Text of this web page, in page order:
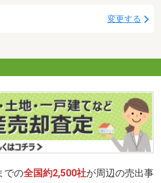
変更する
での全国約2,500社が周辺の売出事